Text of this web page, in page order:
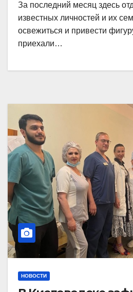
За последний месяц здесь
известных личностей и их
освежиться и привести
приехали…
НОВОСТИ